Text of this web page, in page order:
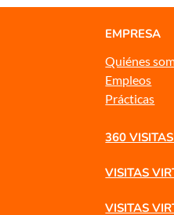
EMPRESA
Quiénes
Empleos
Prácticas
360
VISITAS
VISITAS